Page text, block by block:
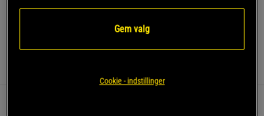
og komfort hele dagen.
Gem valg
Cookie - indstillinger